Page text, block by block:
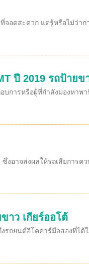
จอดสะดวก แต่รู้หรือไม่ว่า
ปี 2019 รถป้ายข
การหรือผู้ที่กำลังมองหาพ
อาจส่งผลให้รถเสียการค
าว เกียร์ออโต้
ถยนต์อีโคคาร์มือสองที่ได้